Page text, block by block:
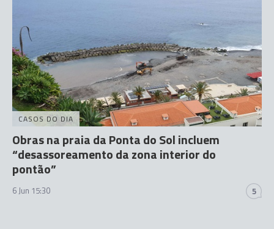
CASOS DO DIA
Obras na praia da Ponta do Sol incluem
“desassoreamento da zona interior do
pontão”
6 Jun 15:30 5